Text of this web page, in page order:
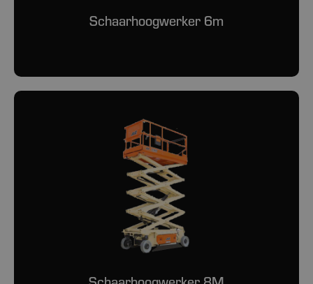
Schaarhoogwerker 6m